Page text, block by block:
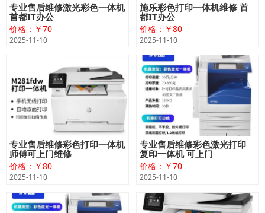
专业售后维修激光彩色一体机
首都IT办公
价格：￥70
2025-11-10
施乐彩色打印一体机维修 首
都IT办公
价格：￥80
2025-11-10
专业售后维修彩色打印一体机
师傅可上门维修
价格：￥80
2025-11-10
专业售后维修彩色激光打印
复印一体机 可上门
价格：￥70
2025-11-10